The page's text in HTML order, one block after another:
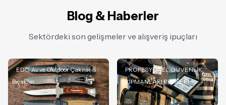
Blog & Haberler
Sektördeki son gelişmeler ve alışveriş ipuçları
EDC, Av ve Outdoor Çakılar &
Bıçaklar
PROFESYONEL GÜVENLİK
EKİPMANLARI REHBERİ